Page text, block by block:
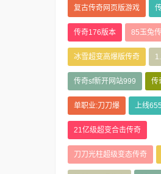
复古传奇网页版游戏
传奇176版本 85玉兔
冰雪超变高爆版传奇
传奇sf新开网站999 传
单职业:刀刀爆 上线
21亿级超变合击传奇
刀刀光柱超级变态传奇